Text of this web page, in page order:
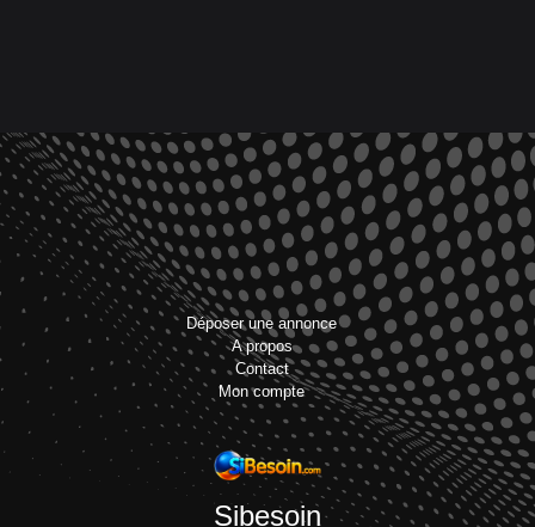
Déposer une annonce
A propos
Contact
Mon compte
Sibesoin